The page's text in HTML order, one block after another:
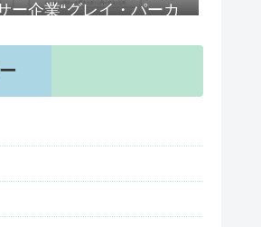
ー企業“グレイ・パーカ